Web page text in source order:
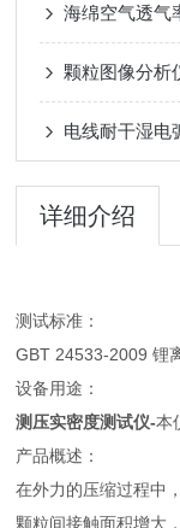
海绵空气透气
颗粒图像分析
电线耐干湿电
详细介绍
测试标准：
GBT 24533-2009 锂
设备用途：
测压实密度测试仪-本
产品概述：
在外力的压缩过程中
颗粒间接触面积增大